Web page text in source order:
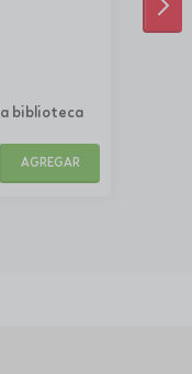
biblioteca
AGREGAR